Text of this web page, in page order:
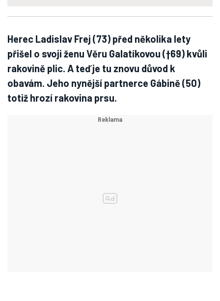
Herec Ladislav Frej (73) před několika lety
přišel o svoji ženu Věru Galatíkovou (†69) kvůli
rakovině plic. A teď je tu znovu důvod k
obavám. Jeho nynější partnerce Gábině (50)
totiž hrozí rakovina prsu.